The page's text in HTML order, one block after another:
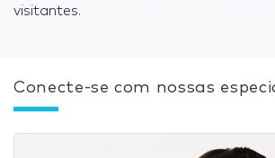
visitantes.
Conecte-se com nossas